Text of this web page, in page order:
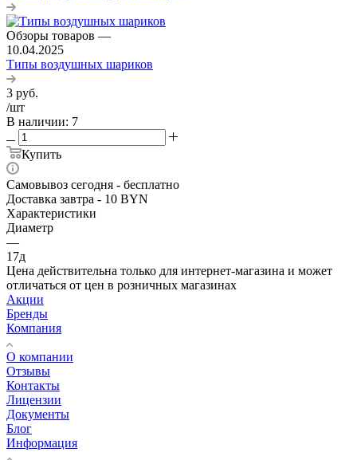
Обзоры товаров —
10.04.2025
Типы воздушных шариков
3 руб.
/шт
В наличии: 7
Купить
Самовывоз сегодня - бесплатно
Доставка завтра - 10 BYN
Характеристики
Диаметр
—
17д
Цена действительна только для интернет-магазина и может
отличаться от цен в розничных магазинах
Акции
Бренды
Компания
О компании
Отзывы
Контакты
Лицензии
Документы
Блог
Информация